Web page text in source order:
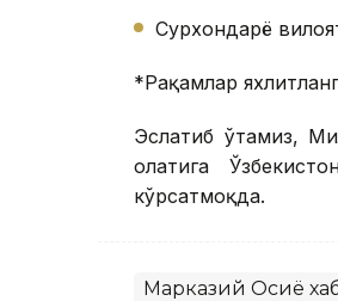
Сурхондарё
*Рақамлар
Эслатиб ўтамиз,
ҳолатига
кўрсатмоқда.
Марказий Осиё